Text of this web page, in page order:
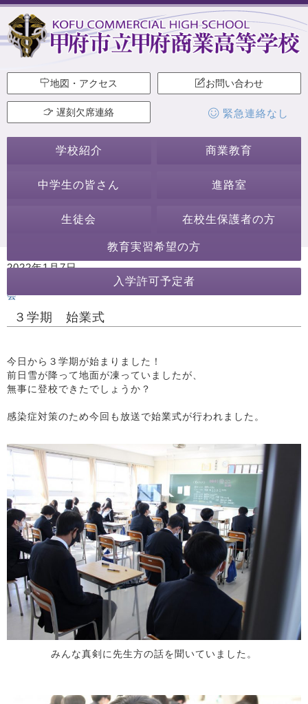
地図・アクセス お問い合わせ
遅刻欠席連絡 緊急連絡なし
学校紹介 商業教育
中学生の皆さん 進路室
生徒会 在校生保護者の方
教育実習希望の方
入学許可予定者
2022年1月7日
始業式・終業式 行事・活動
会
３学期 始業式
今日から３学期が始まりました！
前日雪が降って地面が凍っていましたが、
無事に登校できたでしょうか？
感染症対策のため今回も放送で始業式が行われました。
みんな真剣に先生方の話を聞いていました。